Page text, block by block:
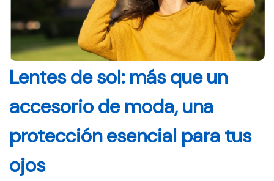
Lentes de sol: más que un
accesorio de moda, una
protección esencial para tus
ojos